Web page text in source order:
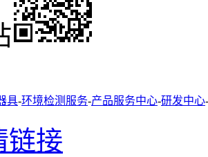
具-环境检测服务-产品服务中心-研发中心-
链接